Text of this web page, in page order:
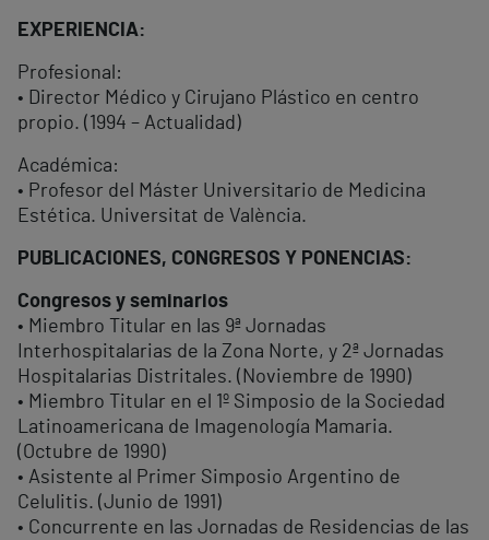
EXPERIENCIA:
Profesional:
• Director Médico y Cirujano Plástico en centro
propio. (1994 – Actualidad)
Académica:
• Profesor del Máster Universitario de Medicina
Estética. Universitat de València.
PUBLICACIONES, CONGRESOS Y PONENCIAS:
Congresos y seminarios
• Miembro Titular en las 9ª Jornadas
Interhospitalarias de la Zona Norte, y 2ª Jornadas
Hospitalarias Distritales. (Noviembre de 1990)
• Miembro Titular en el 1º Simposio de la Sociedad
Latinoamericana de Imagenología Mamaria.
(Octubre de 1990)
• Asistente al Primer Simposio Argentino de
Celulitis. (Junio de 1991)
• Concurrente en las Jornadas de Residencias de las